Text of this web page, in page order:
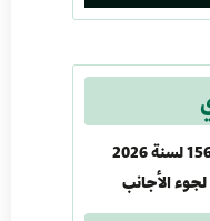
قرار رئيس مجلس الوزراء رقم 1568 لسنة 2026
لجوء الأجانب